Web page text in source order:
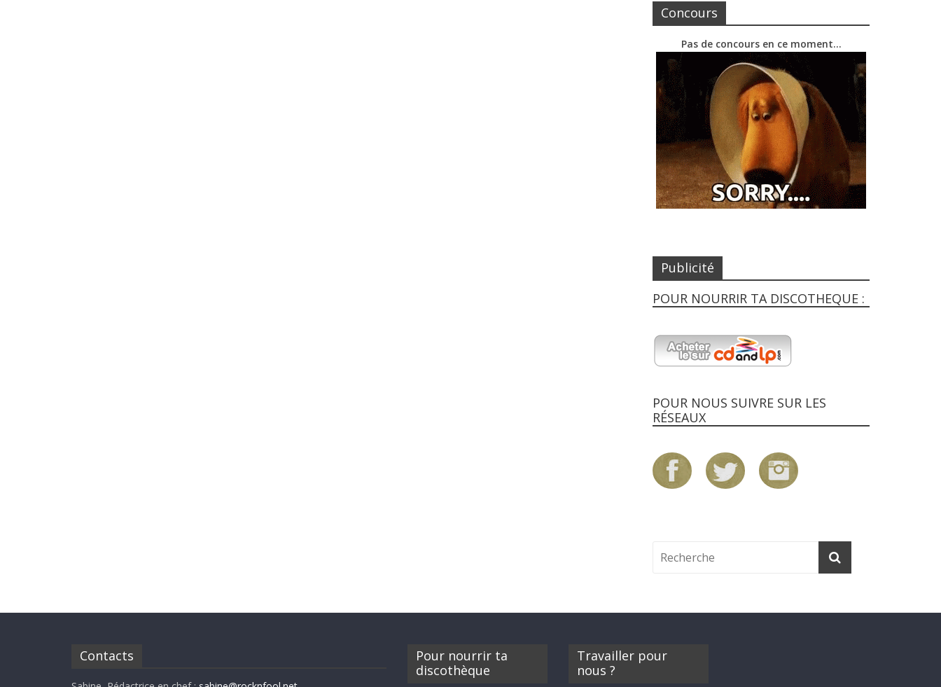
Concours
Pas de concours en ce moment…
Publicité
POUR NOURRIR TA DISCOTHEQUE :
POUR NOUS SUIVRE SUR LES
RÉSEAUX
Contacts
Pour nourrir ta
discothèque
Travailler pour
nous ?